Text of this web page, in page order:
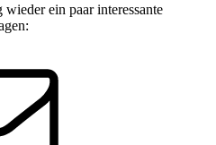
ein paar interessante